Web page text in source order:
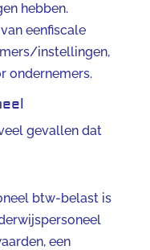
hebben.
eenfiscale
instellingen,
ondernemers.
gevallen dat
btw-belast is
een